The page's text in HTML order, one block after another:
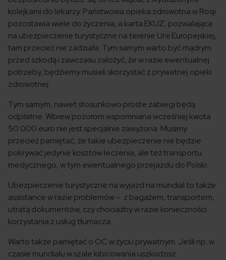
kolejkami do lekarzy. Państwowa opieka zdrowotna w Rosji
pozostawia wiele do życzenia, a karta EKUZ, pozwalająca
na ubezpieczenie turystyczne na terenie Unii Europejskiej,
tam przecież nie zadziała. Tym samym warto być mądrym
przed szkodą i zawczasu założyć, że w razie ewentualnej
potrzeby, będziemy musieli skorzystać z prywatnej opieki
zdrowotnej.
Tym samym, nawet stosunkowo proste zabiegi będą
odpłatne. Wbrew pozorom wspomniana wcześniej kwota
50 000 euro nie jest specjalnie zawyżona. Musimy
przecież pamiętać, że takie ubezpieczenie nie będzie
pokrywać jedynie kosztów leczenia, ale też transportu
medycznego, w tym ewentualnego przejazdu do Polski.
Ubezpieczenie turystyczne na wyjazd na mundial to także
assistance w razie problemów – z bagażem, transportem,
utratą dokumentów, czy chociażby w razie konieczności
korzystania z usług tłumacza.
Warto także pamiętać o OC w życiu prywatnym. Jeśli np. w
czasie mundialu w szale kibicowania uszkodzisz